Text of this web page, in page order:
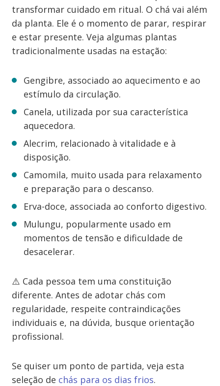
transformar cuidado em ritual. O chá vai além
da planta. Ele é o momento de parar, respirar
e estar presente. Veja algumas plantas
tradicionalmente usadas na estação:
Gengibre, associado ao aquecimento e ao
estímulo da circulação.
Canela, utilizada por sua característica
aquecedora.
Alecrim, relacionado à vitalidade e à
disposição.
Camomila, muito usada para relaxamento
e preparação para o descanso.
Erva-doce, associada ao conforto digestivo.
Mulungu, popularmente usado em
momentos de tensão e dificuldade de
desacelerar.
⚠️ Cada pessoa tem uma constituição
diferente. Antes de adotar chás com
regularidade, respeite contraindicações
individuais e, na dúvida, busque orientação
profissional.
Se quiser um ponto de partida, veja esta
seleção de chás para os dias frios.